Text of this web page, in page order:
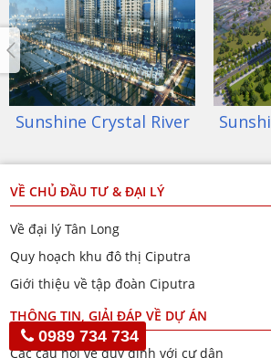
River Sunshine Golden River
VỀ CHỦ ĐẦU TƯ & ĐẠI LÝ
Về đại lý Tân Long
Quy hoạch khu đô thị Ciputra
Giới thiệu về tập đoàn Ciputra
THÔNG TIN, GIẢI ĐÁP VỀ DỰ ÁN
Các câu hỏi về quy định với cư dân
0989 734 734